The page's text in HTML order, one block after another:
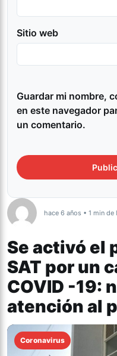
Sitio web
Guardar mi nombre,
en este navegador
un comentario.
hace 6 años • 1 min de
Se activó el
SAT por un
COVID -19:
atención al
Coronavirus